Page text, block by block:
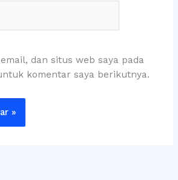
dan situs web saya pada
komentar saya berikutnya.